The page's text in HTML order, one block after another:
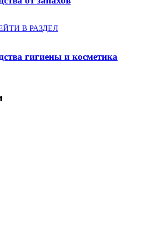
В РАЗДЕЛ
гигиены и косметика